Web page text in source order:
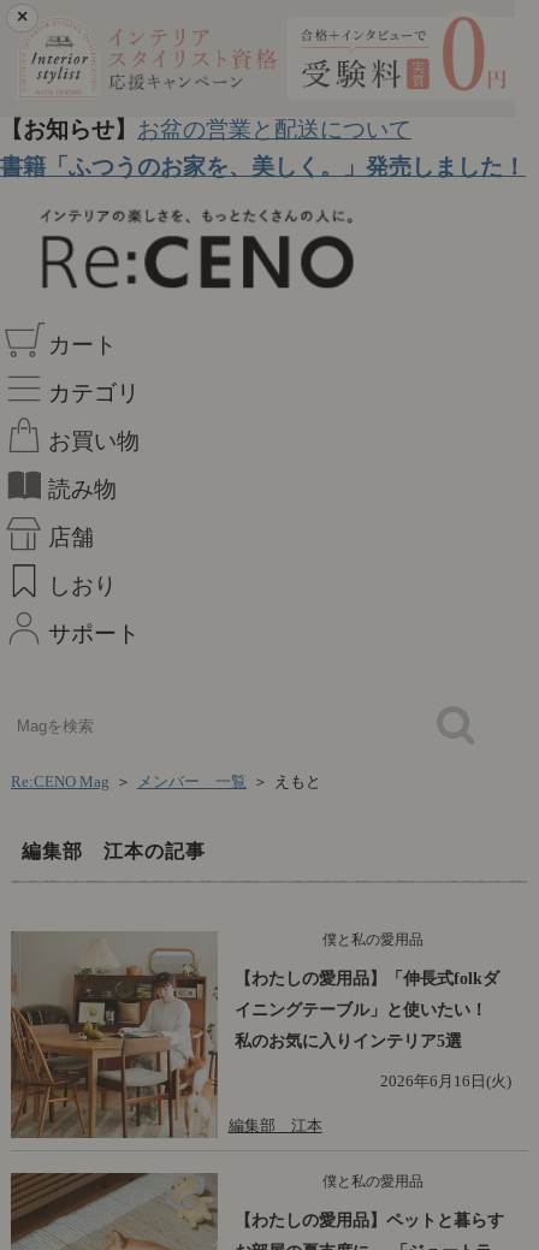
×
【お知らせ】 お盆の営業と配送について
書籍「ふつうのお家を、美しく。」発売しました！
カート
カテゴリ
お買い物
読み物
店舗
しおり
サポート
Re:CENO Mag ＞ メンバー 一覧 ＞ えもと
編集部 江本の記事
僕と私の愛用品
【わたしの愛用品】「伸長式folkダ
イニングテーブル」と使いたい！
私のお気に入りインテリア5選
2026年6月16日(火)
編集部 江本
僕と私の愛用品
【わたしの愛用品】ペットと暮らす